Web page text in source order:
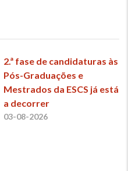
2.ª fase de candidaturas às
Pós-Graduações e
Mestrados da ESCS já está
a decorrer
03-08-2026